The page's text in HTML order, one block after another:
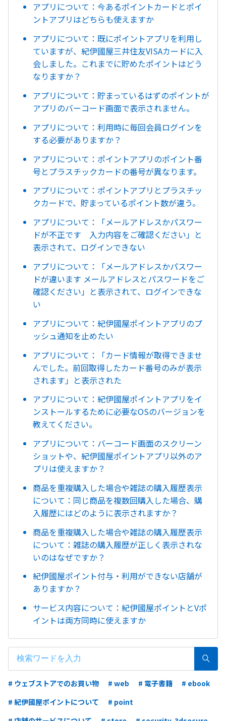
アプリについて：今あるポイントカードとポイ
ントアプリはどちらも使えますか
アプリについて：既にポイントアプリを利用し
ていますが、紀伊國屋三井住友VISAカードに入
会しました。これまでに貯めたポイントはどう
なりますか？
アプリについて：貯まっているはずのポイントが
アプリのバーコード画面で表示されません。
アプリについて：利用時に毎回会員ログインを
する必要がありますか？
アプリについて：ポイントアプリのポイント番
号とプラスチックカードの番号が異なります。
アプリについて：ポイントアプリとプラスチッ
クカードで、貯まっているポイント数が違う。
アプリについて：「メールアドレスかパスワー
ドが不正です 入力内容をご確認ください」と
表示されて、ログインできない
アプリについて：「メールアドレスかパスワー
ドが違います メールアドレスとパスワードをご
確認ください」と表示されて、ログインできな
い
アプリについて：紀伊國屋ポイントアプリのプ
ッシュ通知を止めたい
アプリについて：「カード情報が取得できませ
んでした。前回取得したカード番号のみが表示
されます」と表示された
アプリについて：紀伊國屋ポイントアプリをイ
ンストールするために必要なOSのバージョンを
教えてください。
アプリについて：バーコード画面のスクリーン
ショットや、紀伊國屋ポイントアプリ以外のア
プリは使えますか？
商品を重複購入した場合や雑誌の購入履歴表示
について：同じ商品を複数回購入した場合、購
入履歴にはどのように表示されますか？
商品を重複購入した場合や雑誌の購入履歴表示
について：雑誌の購入履歴が正しく表示されな
いのはなぜですか？
紀伊國屋ポイント付与・利用ができない店舗が
ありますか？
サービス内容について：紀伊國屋ポイントとVポ
イントは両方同時に使えますか
# ウェブストアでのお買い物 # web # 電子書籍
# ebook
# 紀伊國屋ポイントについて
# point